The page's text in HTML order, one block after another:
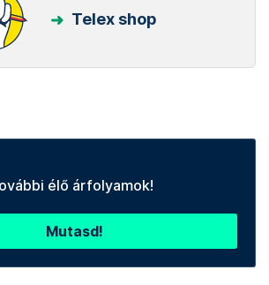
Telex shop
élő árfolyamok!
Mutasd!